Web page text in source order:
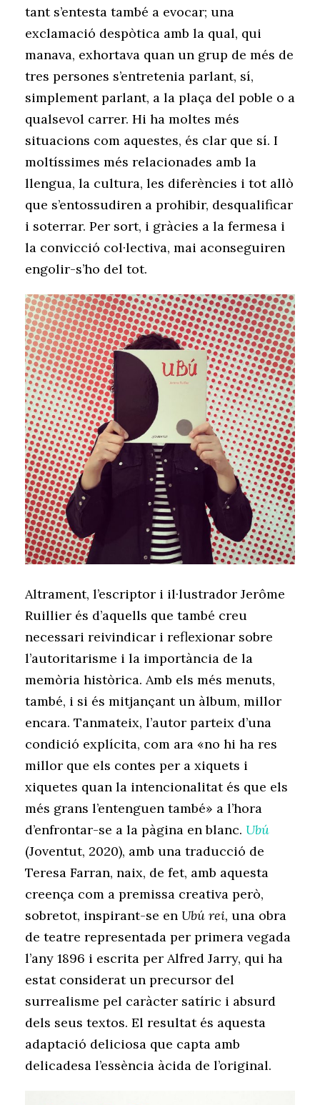
tant s’entesta també a evocar; una
exclamació despòtica amb la qual, qui
manava, exhortava quan un grup de més de
tres persones s’entretenia parlant, sí,
simplement parlant, a la plaça del poble o a
qualsevol carrer. Hi ha moltes més
situacions com aquestes, és clar que sí. I
moltíssimes més relacionades amb la
llengua, la cultura, les diferències i tot allò
que s’entossudiren a prohibir, desqualificar
i soterrar. Per sort, i gràcies a la fermesa i
la convicció col·lectiva, mai aconseguiren
engolir-s’ho del tot.
Altrament, l’escriptor i il·lustrador Jerôme
Ruillier és d’aquells que també creu
necessari reivindicar i reflexionar sobre
l’autoritarisme i la importància de la
memòria històrica. Amb els més menuts,
també, i si és mitjançant un àlbum, millor
encara. Tanmateix, l’autor parteix d’una
condició explícita, com ara «no hi ha res
millor que els contes per a xiquets i
xiquetes quan la intencionalitat és que els
més grans l’entenguen també» a l’hora
d’enfrontar-se a la pàgina en blanc. Ubú
(Joventut, 2020), amb una traducció de
Teresa Farran, naix, de fet, amb aquesta
creença com a premissa creativa però,
sobretot, inspirant-se en Ubú rei, una obra
de teatre representada per primera vegada
l’any 1896 i escrita per Alfred Jarry, qui ha
estat considerat un precursor del
surrealisme pel caràcter satíric i absurd
dels seus textos. El resultat és aquesta
adaptació deliciosa que capta amb
delicadesa l’essència àcida de l’original.